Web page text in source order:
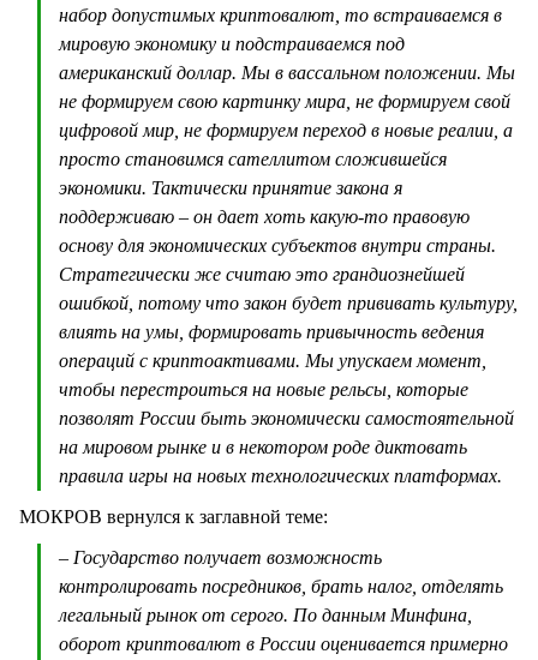
набор допустимых криптовалют, то встраиваемся в
мировую экономику и подстраиваемся под
американский доллар. Мы в вассальном положении. Мы
не формируем свою картинку мира, не формируем свой
цифровой мир, не формируем переход в новые реалии, а
просто становимся сателлитом сложившейся
экономики. Тактически принятие закона я
поддерживаю – он дает хоть какую-то правовую
основу для экономических субъектов внутри страны.
Стратегически же считаю это грандиознейшей
ошибкой, потому что закон будет прививать культуру,
влиять на умы, формировать привычность ведения
операций с криптоактивами. Мы упускаем момент,
чтобы перестроиться на новые рельсы, которые
позволят России быть экономически самостоятельной
на мировом рынке и в некотором роде диктовать
правила игры на новых технологических платформах.
МОКРОВ вернулся к заглавной теме:
– Государство получает возможность
контролировать посредников, брать налог, отделять
легальный рынок от серого. По данным Минфина,
оборот криптовалют в России оценивается примерно